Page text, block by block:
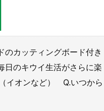
のカッティングボード付き
日のキウイ生活がさらに楽
イオンなど） Q.いつから